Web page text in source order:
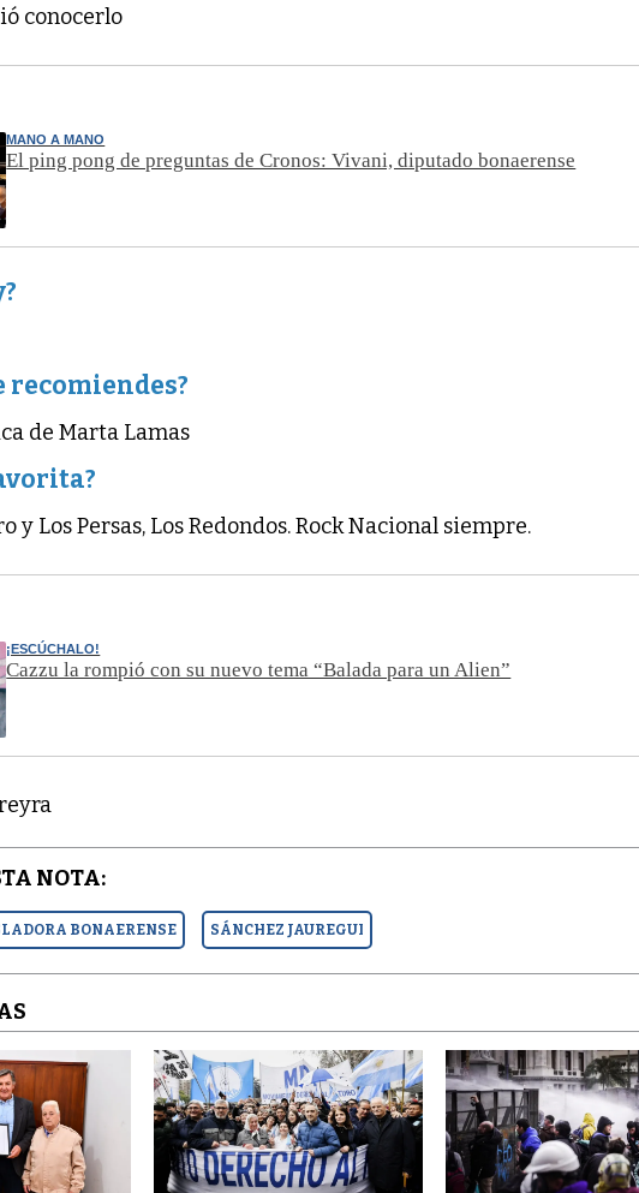
conocerlo
MANO A MANO
El ping pong de preguntas de Cronos: Vivani, diputado bonaerense
recomiendes?
de Marta Lamas
y Los Persas, Los Redondos. Rock Nacional siempre.
¡ESCÚCHALO!
Cazzu la rompió con su nuevo tema “Balada para un Alien”
NOTA:
BONAERENSE SÁNCHEZ JAUREGUI